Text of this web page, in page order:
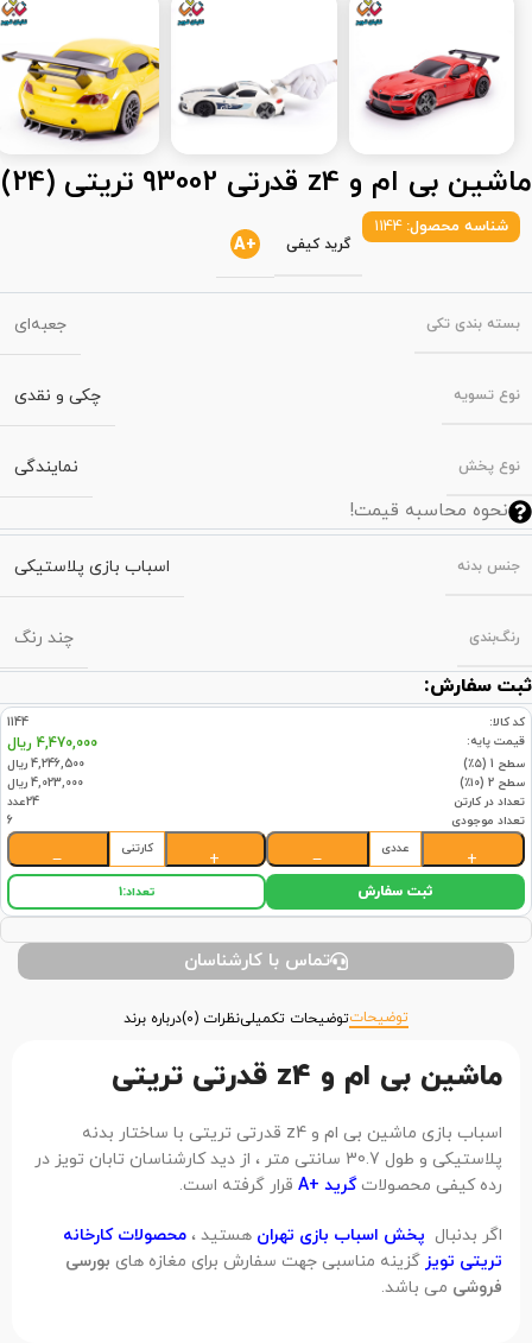
ماشین بی ام و z4 قدرتی 93002 تریتی (24)
شناسه محصول: 1144
گرید کیفی +A
بسته‌ بندی تکی جعبه‌ای
نوع تسویه چکی و نقدی
نوع پخش نمایندگی
نحوه محاسبه قیمت!
جنس بدنه اسباب بازی پلاستیکی
رنگ‌بندی چند رنگ
ثبت سفارش:
کد کالا:
1144
قیمت پایه:
4,470,000 ریال
سطح 1 (۵٪)
4,246,500 ریال
سطح 2 (۱۰٪)
4,023,000 ریال
تعداد در کارتن
24عدد
تعداد موجودی
6
+
عددی
−
+
کارتنی
−
ثبت سفارش تعداد:1
تماس با کارشناسان
توضیحاتتوضیحات تکمیلینظرات (0) درباره برند
ماشین بی ام و z4 قدرتی تریتی
اسباب بازی ماشین بی ام و z4 قدرتی تریتی با ساختار بدنه
پلاستیکی و طول 30.7 سانتی متر ، از دید کارشناسان تابان تویز در
رده کیفی محصولاتگرید +A قرار گرفته است.
اگر بدنبال پخش اسباب بازی تهران هستید ، محصولات کارخانه
تریتی تویز گزینه مناسبی جهت سفارش برای مغازه های بورسی
فروشی می باشد.